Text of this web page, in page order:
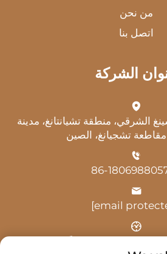
من نحن
اتصل بنا
الشركة
ديشينغ الشرقي، منطقة تشيانتانغ، مدينة
مقاطعة تشجيانغ، الصين